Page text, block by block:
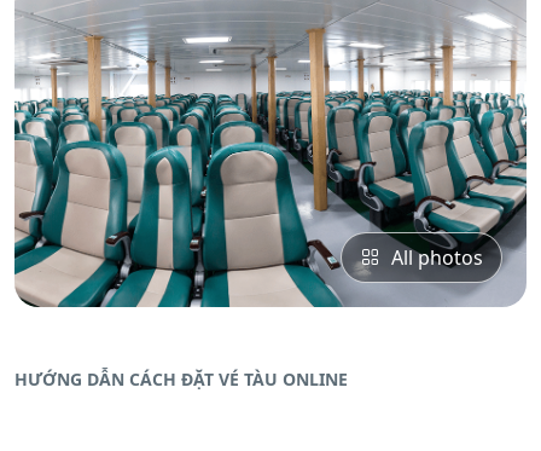
All photos
HƯỚNG DẪN CÁCH ĐẶT VÉ TÀU ONLINE